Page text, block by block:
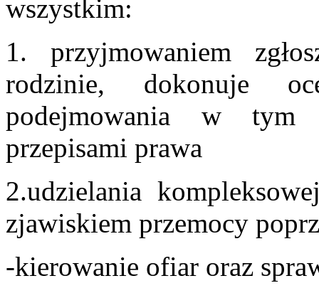
wszystkim:
1. przyjmowaniem
rodzinie, dokonuje
podejmowania w tym
przepisami prawa
2.udzielania
zjawiskiem przemocy
-kierowanie ofiar oraz